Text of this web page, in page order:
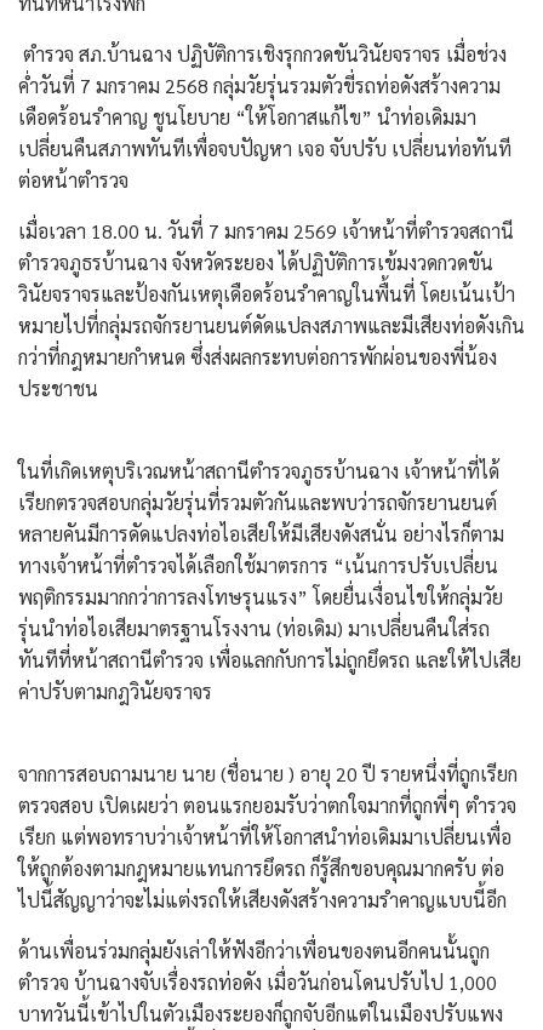
​ ตำรวจ สภ.บ้านฉาง ปฏิบัติการเชิงรุกกวดขันวินัยจราจร เมื่อช่วง
ค่ำวันที่ 7 มกราคม 2568 กลุ่มวัยรุ่นรวมตัวขี่รถท่อดังสร้างความ
เดือดร้อนรำคาญ ชูนโยบาย “ให้โอกาสแก้ไข” นำท่อเดิมมา
เปลี่ยนคืนสภาพทันทีเพื่อจบปัญหา เจอ จับปรับ เปลี่ยนท่อทันที
ต่อหน้าตำรวจ
​เมื่อเวลา 18.00 น. วันที่ 7 มกราคม 2569 เจ้าหน้าที่ตำรวจสถานี
ตำรวจภูธรบ้านฉาง จังหวัดระยอง ได้ปฏิบัติการเข้มงวดกวดขัน
วินัยจราจรและป้องกันเหตุเดือดร้อนรำคาญในพื้นที่ โดยเน้นเป้า
หมายไปที่กลุ่มรถจักรยานยนต์ดัดแปลงสภาพและมีเสียงท่อดังเกิน
กว่าที่กฎหมายกำหนด ซึ่งส่งผลกระทบต่อการพักผ่อนของพี่น้อง
ประชาชน
​ในที่เกิดเหตุบริเวณหน้าสถานีตำรวจภูธรบ้านฉาง เจ้าหน้าที่ได้
เรียกตรวจสอบกลุ่มวัยรุ่นที่รวมตัวกันและพบว่ารถจักรยานยนต์
หลายคันมีการดัดแปลงท่อไอเสียให้มีเสียงดังสนั่น อย่างไรก็ตาม
ทางเจ้าหน้าที่ตำรวจได้เลือกใช้มาตรการ “เน้นการปรับเปลี่ยน
พฤติกรรมมากกว่าการลงโทษรุนแรง” โดยยื่นเงื่อนไขให้กลุ่มวัย
รุ่นนำท่อไอเสียมาตรฐานโรงงาน (ท่อเดิม) มาเปลี่ยนคืนใส่รถ
ทันทีที่หน้าสถานีตำรวจ เพื่อแลกกับการไม่ถูกยึดรถ และให้ไปเสีย
ค่าปรับตามกฎวินัยจราจร
​จากการสอบถามนาย นาย (ชื่อนาย ) อายุ 20 ปี รายหนึ่งที่ถูกเรียก
ตรวจสอบ เปิดเผยว่า ตอนแรกยอมรับว่าตกใจมากที่ถูกพี่ๆ ตำรวจ
เรียก แต่พอทราบว่าเจ้าหน้าที่ให้โอกาสนำท่อเดิมมาเปลี่ยนเพื่อ
ให้ถูกต้องตามกฎหมายแทนการยึดรถ ก็รู้สึกขอบคุณมากครับ ต่อ
ไปนี้สัญญาว่าจะไม่แต่งรถให้เสียงดังสร้างความรำคาญแบบนี้อีก
ด้านเพื่อนร่วมกลุ่มยังเล่าให้ฟังอีกว่าเพื่อนของตนอีกคนนั้นถูก
ตำรวจ บ้านฉางจับเรื่องรถท่อดัง เมื่อวันก่อนโดนปรับไป 1,000
บาทวันนี้เข้าไปในตัวเมืองระยองก็ถูกจับอีกแต่ในเมืองปรับแพง